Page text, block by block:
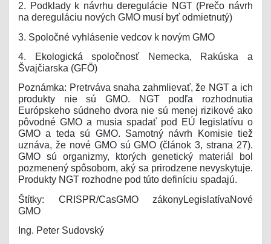
2. Podklady k návrhu deregulácie NGT (Prečo návrh
na dereguláciu nových GMO musí byť odmietnutý)
3. Spoločné vyhlásenie vedcov k novým GMO
4. Ekologická spoločnosť Nemecka, Rakúska a
Švajčiarska (GFÖ)
Poznámka: Pretrváva snaha zahmlievať, že NGT a ich
produkty nie sú GMO. NGT podľa rozhodnutia
Európskeho súdneho dvora nie sú menej rizikové ako
pôvodné GMO a musia spadať pod EÚ legislatívu o
GMO a teda sú GMO. Samotný návrh Komisie tiež
uznáva, že nové GMO sú GMO (článok 3, strana 27).
GMO sú organizmy, ktorých genetický materiál bol
pozmenený spôsobom, aký sa prirodzene nevyskytuje.
Produkty NGT rozhodne pod túto definíciu spadajú.
Štítky: CRISPR/CasGMO zákonyLegislatívaNové
GMO
Ing. Peter Sudovský